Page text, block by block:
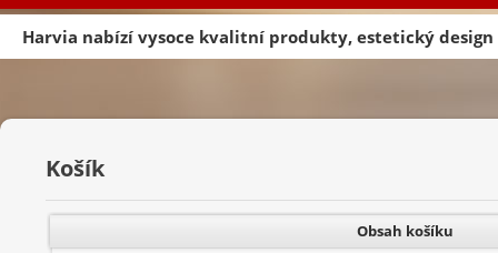
Harvia nabízí vysoce kvalitní produkty, estetický design
Košík
Obsah košíku